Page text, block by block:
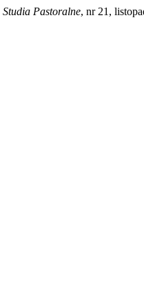
Studia Pastoralne, nr 21,